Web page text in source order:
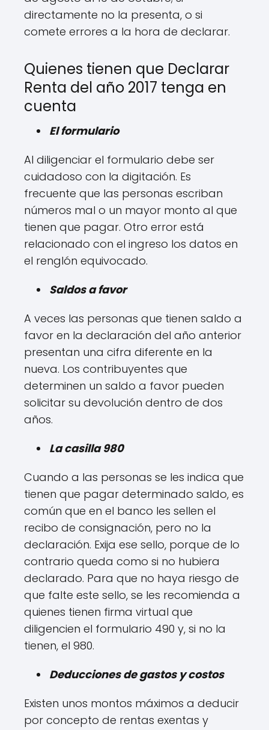
directamente no la presenta, o si
comete errores a la hora de declarar.
Quienes tienen que Declarar
Renta del año 2017 tenga en
cuenta
El formulario
Al diligenciar el formulario debe ser
cuidadoso con la digitación. Es
frecuente que las personas escriban
números mal o un mayor monto al que
tienen que pagar. Otro error está
relacionado con el ingreso los datos en
el renglón equivocado.
Saldos a favor
A veces las personas que tienen saldo a
favor en la declaración del año anterior
presentan una cifra diferente en la
nueva. Los contribuyentes que
determinen un saldo a favor pueden
solicitar su devolución dentro de dos
años.
La casilla 980
Cuando a las personas se les indica que
tienen que pagar determinado saldo, es
común que en el banco les sellen el
recibo de consignación, pero no la
declaración. Exija ese sello, porque de lo
contrario queda como si no hubiera
declarado. Para que no haya riesgo de
que falte este sello, se les recomienda a
quienes tienen firma virtual que
diligencien el formulario 490 y, si no la
tienen, el 980.
Deducciones de gastos y costos
Existen unos montos máximos a deducir
por concepto de rentas exentas y